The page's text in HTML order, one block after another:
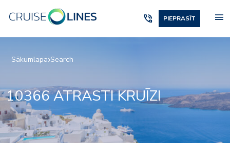
phone_in_talk PIEPRASĪT menu
Sākumlapa Search
10366 ATRASTI KRUĪZI